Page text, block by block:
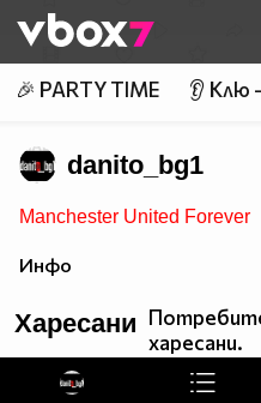
👾
🎉 PARTY TIME 👂 Клю
danito_bg1
Manchester United Forever
Инфо
Харесани
харесани.